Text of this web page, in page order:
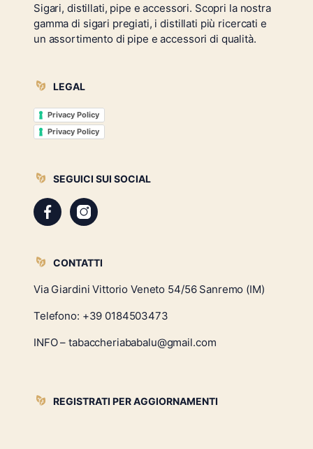
Sigari, distillati, pipe e accessori. Scopri la nostra
gamma di sigari pregiati, i distillati più ricercati e
un assortimento di pipe e accessori di qualità.
LEGAL
Privacy Policy
Privacy Policy
SEGUICI SUI SOCIAL
CONTATTI
Via Giardini Vittorio Veneto 54/56 Sanremo (IM)
Telefono: +39 0184503473
INFO – tabaccheriababalu@gmail.com
REGISTRATI PER AGGIORNAMENTI